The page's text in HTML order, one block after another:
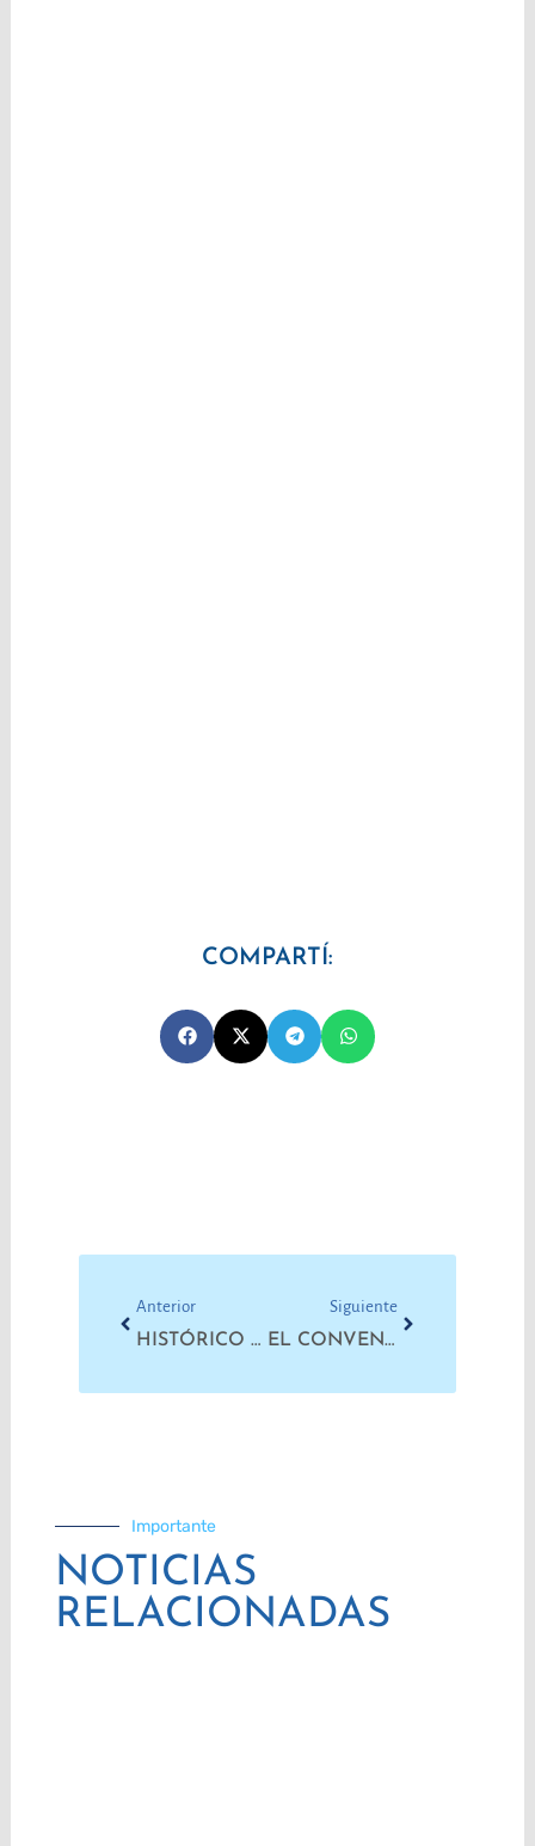
COMPARTÍ:
Anterior
HISTÓRICO CONVENIO INTERNACIONAL SOBRE VIOLENCIA Y ACOSO LABORAL
Siguiente
EL CONVENIO SOBRE VIOLENCIA Y ACOSO EN EL MUNDO DEL TRABAJO FUE APROBADO HOY POR LA OIT
Importante
NOTICIAS
RELACIONADAS